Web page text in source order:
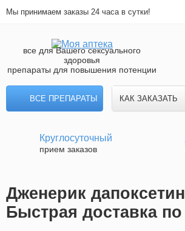
Мы принимаем заказы 24 часа в сутки!
все для Вашего сексуального
здоровья
препараты для повышения потенции
ВСЕ ПРЕПАРАТЫ КАК ЗАКАЗАТЬ
Круглосуточный
прием заказов
Дженерик
Быстрая доставка